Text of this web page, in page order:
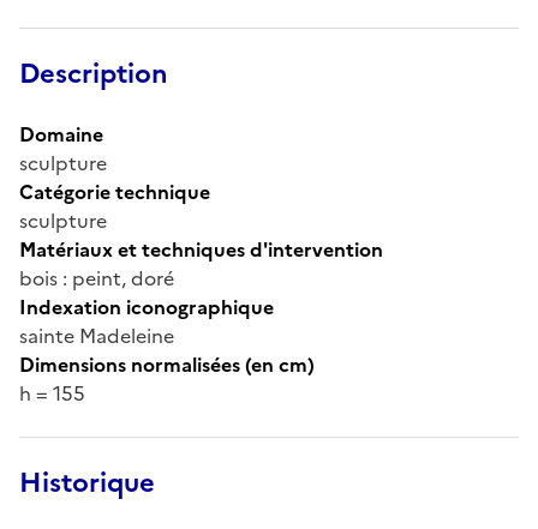
Description
Domaine
sculpture
Catégorie technique
sculpture
Matériaux et techniques d'intervention
bois : peint, doré
Indexation iconographique
sainte Madeleine
Dimensions normalisées (en cm)
h = 155
Historique